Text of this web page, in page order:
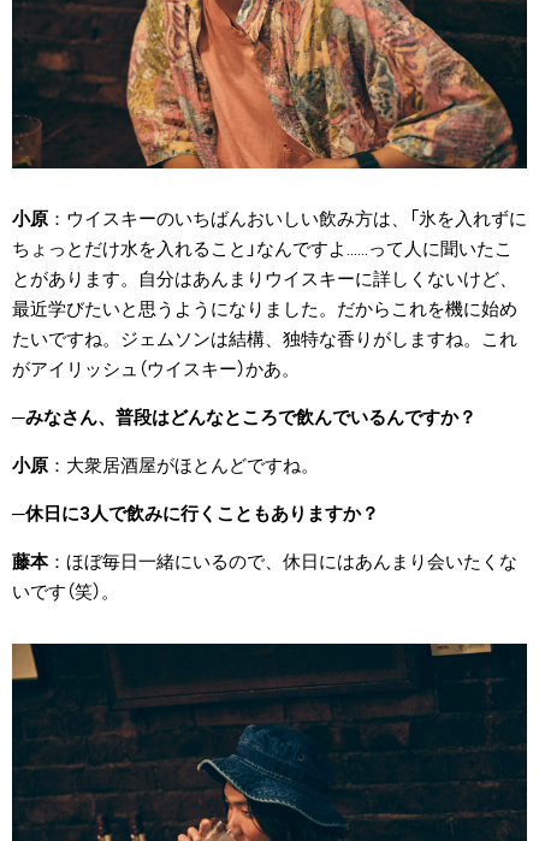
小原
ウイスキーのいちばんおいしい飲み方は、「氷を入れずに
ちょっとだけ水を入れること」なんですよ……って人に聞いたこ
とがあります。自分はあんまりウイスキーに詳しくないけど、
最近学びたいと思うようになりました。だからこれを機に始め
たいですね。ジェムソンは結構、独特な香りがしますね。これ
がアイリッシュ（ウイスキー）かあ。
みなさん、普段はどんなところで飲んでいるんですか？
小原 大衆居酒屋がほとんどですね。
休日に3人で飲みに行くこともありますか？
藤本
ほぼ毎日一緒にいるので、休日にはあんまり会いたくな
いです（笑）。